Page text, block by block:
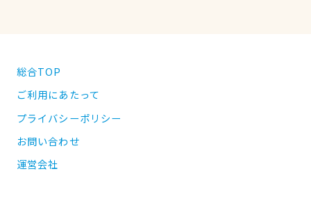
総合TOP
ご利用にあたって
プライバシーポリシー
お問い合わせ
運営会社